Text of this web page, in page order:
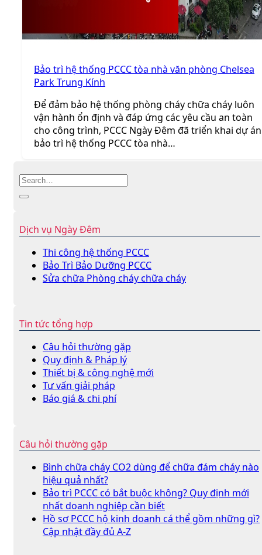
Bảo trì hệ thống PCCC tòa nhà văn phòng Chelsea
Park Trung Kính
Để đảm bảo hệ thống phòng cháy chữa cháy luôn
vận hành ổn định và đáp ứng các yêu cầu an toàn
cho công trình, PCCC Ngày Đêm đã triển khai dự án
bảo trì hệ thống PCCC tòa nhà…
Dịch vụ Ngày Đêm
Thi công hệ thống PCCC
Bảo Trì Bảo Dưỡng PCCC
Sửa chữa Phòng cháy chữa cháy
Tin tức tổng hợp
Câu hỏi thường gặp
Quy định & Pháp lý
Thiết bị & công nghệ mới
Tư vấn giải pháp
Báo giá & chi phí
Câu hỏi thường gặp
Bình chữa cháy CO2 dùng để chữa đám cháy nào
hiệu quả nhất?
Bảo trì PCCC có bắt buộc không? Quy định mới
nhất doanh nghiệp cần biết
Hồ sơ PCCC hộ kinh doanh cá thể gồm những gì?
Cập nhật đầy đủ A-Z